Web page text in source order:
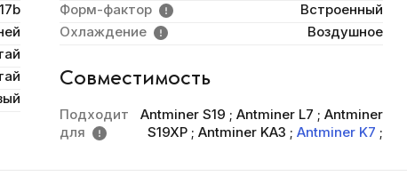
Форм-фактор
Встроенный
Охлаждение
Воздушное
Совместимость
Подходит
для
Antminer S19 ;Antminer L7 ;Antminer
S19XP ;Antminer KA3 ;Antminer K7 ;